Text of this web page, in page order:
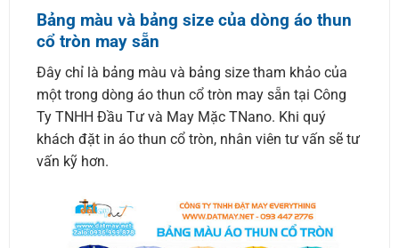
Bảng màu và bảng size của dòng áo thun
cổ tròn may sẵn
Đây chỉ là bảng màu và bảng size tham khảo của
một trong dòng áo thun cổ tròn may sẵn tại Công
Ty TNHH Đầu Tư và May Mặc TNano. Khi quý
khách đặt in áo thun cổ tròn, nhân viên tư vấn sẽ tư
vấn kỹ hơn.